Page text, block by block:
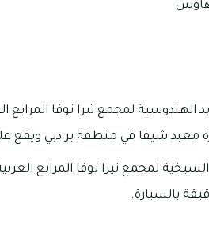
هاوس
الهندوسية لمجمع تيرا نوفا
لمجمع تيرا نوفا المرابع